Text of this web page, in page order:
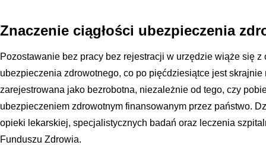
Znaczenie ciągłości ubezpieczenia
Pozostawanie bez pracy bez rejestracji w urzędzie wiąże się z
ubezpieczenia zdrowotnego, co po pięćdziesiątce jest
zarejestrowana jako bezrobotna, niezależnie od tego, czy
ubezpieczeniem zdrowotnym finansowanym przez państwo.
opieki lekarskiej, specjalistycznych badań oraz leczenia
Funduszu Zdrowia.